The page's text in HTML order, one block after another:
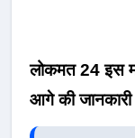
लोकमत 24 इस
आगे की जानकारी